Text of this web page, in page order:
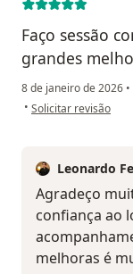
Faço sessão
grandes
8 de janeiro de 2026 •
• na opinião do
Solicitar revisão
Leonardo
Agradeço
confiança ao
melhoras é